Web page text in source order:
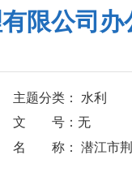
限公司
主题分类： 水利
文 号：无
名 称： 潜江市荆